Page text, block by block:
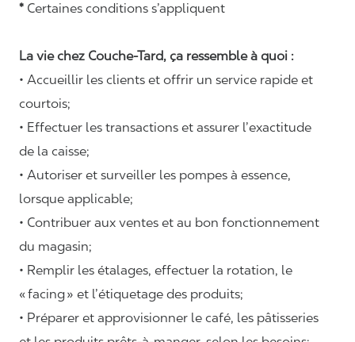
* Certaines conditions s’appliquent
La vie chez Couche-Tard, ça ressemble à quoi :
• Accueillir les clients et offrir un service rapide et
courtois;
• Effectuer les transactions et assurer l’exactitude
de la caisse;
• Autoriser et surveiller les pompes à essence,
lorsque applicable;
• Contribuer aux ventes et au bon fonctionnement
du magasin;
• Remplir les étalages, effectuer la rotation, le
«facing» et l’étiquetage des produits;
• Préparer et approvisionner le café, les pâtisseries